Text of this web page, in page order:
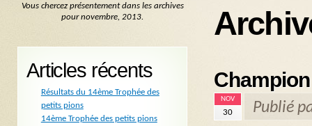
NOV
30 Publié
Vous chercez présentement dans les archives
pour novembre, 2013.
Articles récents
Résultats du 14ème Trophée des
petits pions
14ème Trophée des petits pions